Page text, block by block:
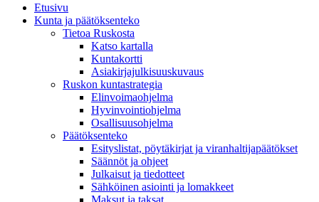
Etusivu
Kunta ja päätöksenteko
Tietoa Ruskosta
Katso kartalla
Kuntakortti
Asiakirjajulkisuuskuvaus
Ruskon kuntastrategia
Elinvoimaohjelma
Hyvinvointiohjelma
Osallisuusohjelma
Päätöksenteko
Esityslistat, pöytäkirjat ja viranhaltijapäätökset
Säännöt ja ohjeet
Julkaisut ja tiedotteet
Sähköinen asiointi ja lomakkeet
Maksut ja taksat